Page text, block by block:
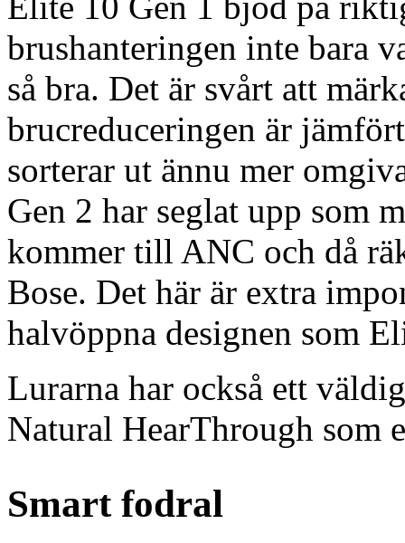
brushanteringen inte bara
så bra. Det är svårt att
brucreduceringen är
sorterar ut ännu mer
Gen 2 har seglat upp som
kommer till ANC och då
Bose. Det här är extra
halvöppna designen som
Lurarna har också ett
Natural HearThrough som
Smart fodral